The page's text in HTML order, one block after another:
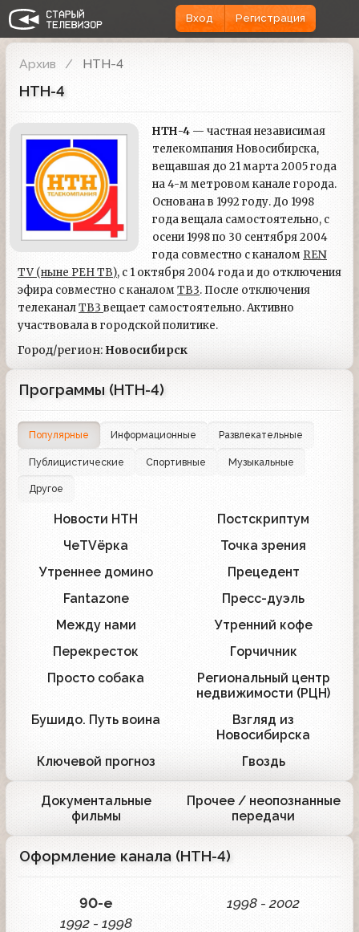
Вход Регистрация
Архив НТН-4
НТН-4
НТН-4 — частная независимая
телекомпания Новосибирска,
вещавшая до 21 марта 2005 года
на 4-м метровом канале города.
Основана в 1992 году. До 1998
года вещала самостоятельно, с
осени 1998 по 30 сентября 2004
года совместно с каналом REN
TV (ныне РЕН ТВ), с 1 октября 2004 года и до отключения
эфира совместно с каналомТВ3. После отключения
телеканалТВ3 вещает самостоятельно. Активно
участвовала в городской политике.
Город/регион:Новосибирск
Программы (НТН-4)
Популярные Информационные Развлекательные
Публицистические Спортивные Музыкальные
Другое
Новости НТН Постскриптум
ЧеTVёрка Точка зрения
Утреннее домино Прецедент
Fantazone Пресс-дуэль
Между нами Утренний кофе
Перекресток Горчичник
Просто собака 1
Региональный центр
недвижимости (РЦН)
1
Бушидо. Путь воина
Взгляд из
Новосибирска
Ключевой прогноз Гвоздь
Документальные
фильмы
2
Прочее / неопознанные
передачи
Оформление канала (НТН-4)
90-е
1992 - 1998
1998 - 2002